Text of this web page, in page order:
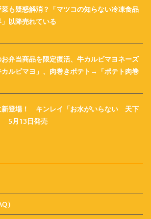
も疑惑解消？「マツコの知らない冷凍食品
以降売れている
弁当商品を限定復活、牛カルビマヨネーズ
ルビマヨ」、肉巻きポテト→「ポテト肉巻
新登場！ キンレイ「お水がいらない 天下
5月13日発売
）